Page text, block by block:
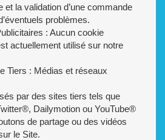
et la validation d’une commande
problèmes.
: Aucun cookie
actuellement utilisé sur notre
Tiers : Médias et réseaux
par des sites tiers tels que
Dailymotion ou YouTube®
de partage ou des vidéos
le Site.